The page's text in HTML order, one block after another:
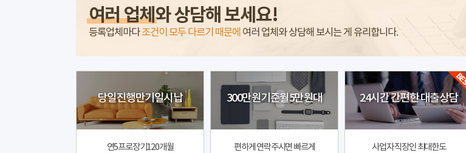
여러 업체와 상담해 보세요!
등록업체마다조건이 모두 다르기 때문에 여러 업체와 상담해 보시는 게 유리합니다.
당일진행만기일시납
연5프로장기120개월
300만원기준월5만원대
편하게 연락주시면 빠르게
24시간 간편한 대출상담
사업자 직장인 최대한도